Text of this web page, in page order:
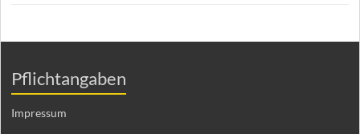
Pflichtangaben
Impressum